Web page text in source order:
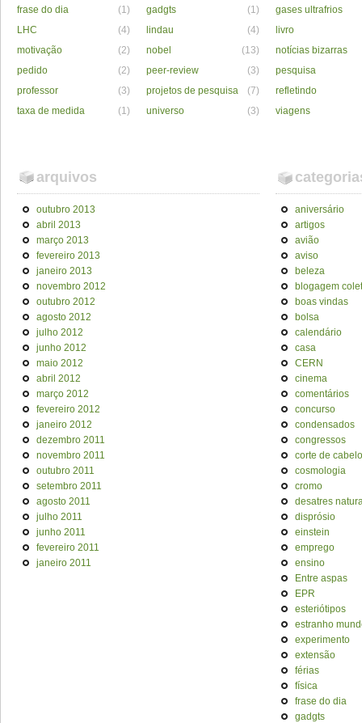
frase do dia (1) gadgts (1)
gases ultrafrios
LHC
(4) lindau (4)
livro
motivação
(2) nobel (13)
notícias bizarras
pedido
(2) peer-review (3)
pesquisa
professor
(3) projetos de pesquisa (7)
refletindo
taxa de medida
(1) universo (3) viagens
arquivos
outubro 2013
abril 2013
março 2013
fevereiro 2013
janeiro 2013
novembro 2012
outubro 2012
agosto 2012
julho 2012
junho 2012
maio 2012
abril 2012
março 2012
fevereiro 2012
janeiro 2012
dezembro 2011
novembro 2011
outubro 2011
setembro 2011
agosto 2011
julho 2011
junho 2011
fevereiro 2011
janeiro 2011
aniversário
artigos
avião
aviso
beleza
blogagem
boas vindas
bolsa
calendário
casa
CERN
cinema
comentários
concurso
condensados
congressos
corte de cabelo
cosmologia
cromo
desatres
disprósio
einstein
emprego
ensino
Entre aspas
EPR
esteriótipos
estranho
experimento
extensão
férias
física
frase do dia
gadgts